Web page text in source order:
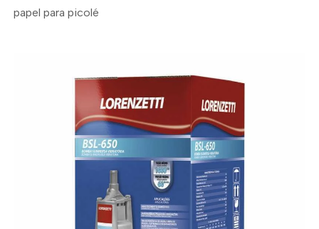
papel para picolé